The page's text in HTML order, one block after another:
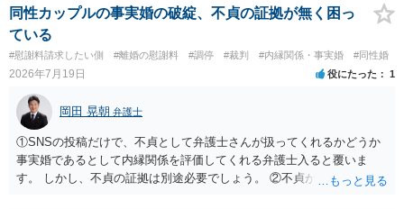
が、仮に交際を進めたとしても後に相手を信頼できなくなる可能性が
高かったということですので、むしろ結婚しなくてよかったと割り切
って、交際を終わらせるのがよいと思います。
同性カップルの事実婚の破綻、不貞の証拠が無く困っ
ている
#慰謝料請求したい側 #離婚の慰謝料 #調停 #裁判 #内縁関係・事実婚 #同性婚
2026年7月19日 役にたった 1
岡田 晃朝 弁護士
①SNSの投稿だけで、不貞として弁護士さんが扱ってくれるかどうか
事実婚であるとして内縁関係を評価してくれる弁護士入ると覆いま
す。 しかし、不貞の証拠は別途必要でしょう。 ②不貞が認められない